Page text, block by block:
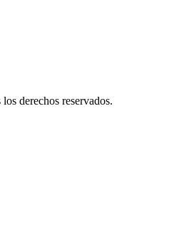
derechos reservados.